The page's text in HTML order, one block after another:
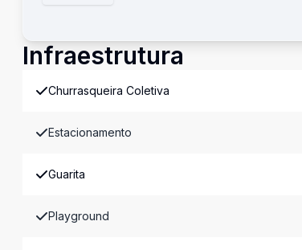
Infraestrutura
Churrasqueira Coletiva
Estacionamento
Guarita
Playground